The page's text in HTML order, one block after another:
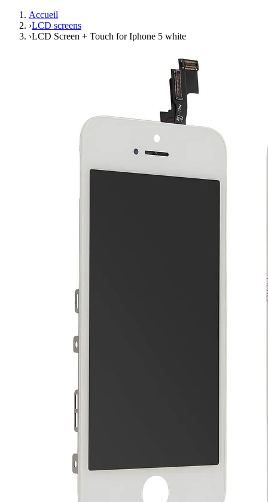
Accueil
›LCD screens
›LCD Screen + Touch for Iphone 5 white